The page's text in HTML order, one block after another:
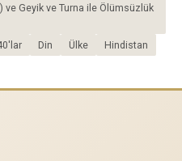
ve Geyik ve Turna ile Ölümsüzlük
Din Ülke Hindistan